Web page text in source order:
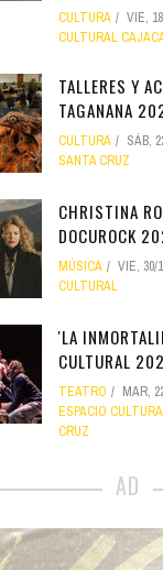
CULTURA VIE,
CULTURAL
TALLERES Y
TAGANANA
CULTURA SÁB,
SANTA CRUZ
CHRISTINA
DOCUROCK
MÚSICA VIE, 30/
CULTURAL
'LA
CULTURAL
TEATRO MAR,
ESPACIO
CRUZ
AD